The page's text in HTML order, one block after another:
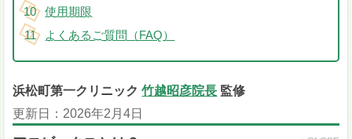
使用期限
よくあるご質問（FAQ）
浜松町第一クリニック竹越昭彦院長 監修
更新日： 2026年2月4日